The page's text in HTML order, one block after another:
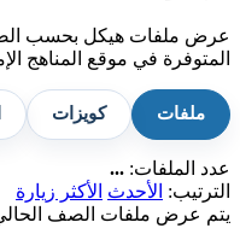
عرض ملفات هيكل بحسب
المتوفرة في موقع المناهج
ملفات كويزات
عدد الملفات: ...
الترتيب:
الأحدث
الأكثر زيارة
يتم عرض ملفات الصف